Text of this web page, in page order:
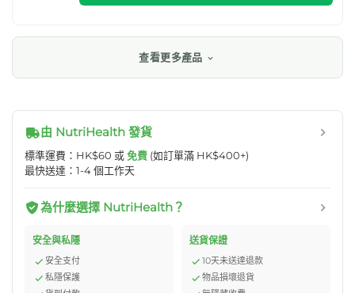
查看更多產品
由 NutriHealth 發貨
標準運費：HK$60 或免費 (如訂單滿 HK$400+)
最快送達：1-4 個工作天
為什麼選擇 NutriHealth？
安全與私隱
安全支付
私隱保護
送貨保證
10天未送達退款
物品損壞退貨